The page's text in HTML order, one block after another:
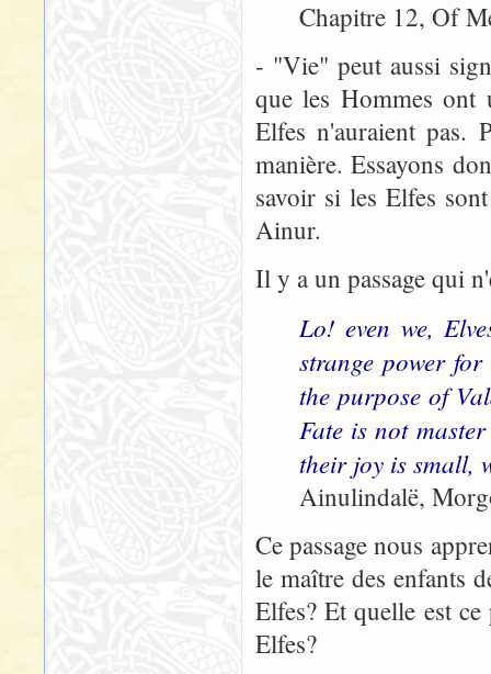
Chapitre 12, Of
- "Vie" peut aussi
que les Hommes
Elfes n'auraient pas.
manière. Essayons
savoir si les Elfes
Ainur.
Il y a un passage qui
Lo! even we,
strange power
the purpose of
Fate is not
their joy is small,
Ainulindalë,
Ce passage nous
le maître des enfants
Elfes? Et quelle est
Elfes?